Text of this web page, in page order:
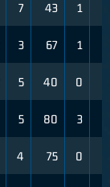
7 43 1
3 67 1
5 40 0
5 80 3
4 75 0